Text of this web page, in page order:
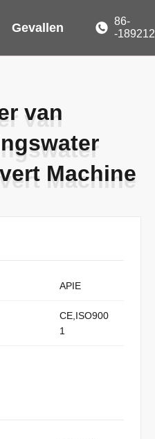
Gevallen
86-
-
van
Machine
van
Machine
APIE
CE,ISO900
1